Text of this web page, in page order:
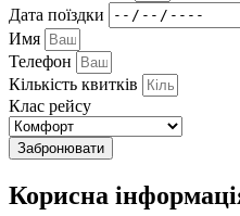
Дата поїздки
Имя
Телефон
Кількість квитків
Клас рейсу
Забронювати
Корисна